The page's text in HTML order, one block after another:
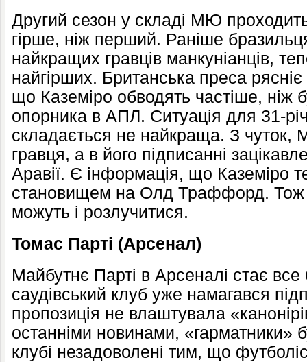
Другий сезон у складі МЮ
гірше, ніж перший. Раніше
найкращих гравців манкуніанців,
найгірших. Британська преса
що Каземіро обводять частіше, ніж
опорника в АПЛ. Ситуація для 31-
складається не найкраща. З чуток,
гравця, а в його підписанні
Аравії. Є інформація, що Каземіро
становищем на Олд Траффорд. Тож у
можуть і розлучитися.
Томас Парті (Арсенал)
Майбутнє Парті в Арсеналі стає
саудівський клуб уже намагався
пропозиція не влаштувала
останніми новинами, «гарматники»
клубі незадоволені тим, що